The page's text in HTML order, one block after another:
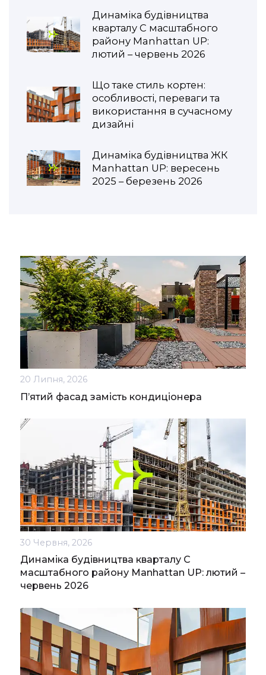
Динаміка будівництва
кварталу С масштабного
району Manhattan UP:
лютий – червень 2026
Що таке стиль кортен:
особливості, переваги та
використання в сучасному
дизайні
Динаміка будівництва ЖК
Manhattan UP: вересень
2025 – березень 2026
20 Липня, 2026
П’ятий фасад замість кондиціонера
30 Червня, 2026
Динаміка будівництва кварталу С
масштабного району Manhattan UP: лютий –
червень 2026